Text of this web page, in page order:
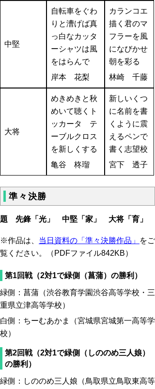
中堅
自転車をぐわ
りと漕げば真
っ白なカッタ
ーシャツは風
をはらんで
岸本 花梨
カランコエ
描く君のマ
フラーを風
になびかせ
朝を彩る
林崎 千藤
大将
めきめきと秋
めいて聴くト
ッカータ テ
ーブルクロス
を新しくする
亀谷 柊瑠
新しいくつ
に名前を書
くように震
えるペンで
書く志望校
宮下 透子
準々決勝
題 先鋒「光」 中堅「家」 大将「育」
※作品は、 当日資料の「準々決勝作品」
をご
覧ください。（PDFファイル842KB）
第1回戦（2対1で緑側（菖蒲）の勝利）
緑側：菖蒲（渋谷教育学園渋谷高等学校・三
重県立津高等学校）
白側：ちーむあかま（宮城県宮城第一高等学
校）
第2回戦（2対1で緑側（しののめ三人娘）
の勝利）
緑側：しののめ三人娘（鳥取県立鳥取東高等